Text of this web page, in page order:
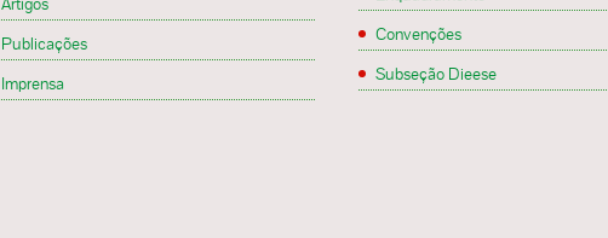
Publicações
Imprensa
Convenções
Subseção Dieese